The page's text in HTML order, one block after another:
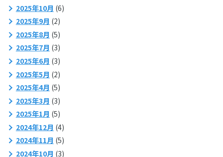
2025年10月 (6)
2025年9月 (2)
2025年8月 (5)
2025年7月 (3)
2025年6月 (3)
2025年5月 (2)
2025年4月 (5)
2025年3月 (3)
2025年1月 (5)
2024年12月 (4)
2024年11月 (5)
2024年10月 (3)